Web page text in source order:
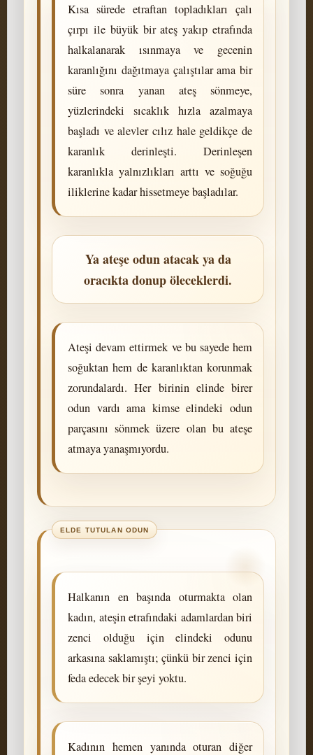
Kısa sürede etraftan topladıkları çalı
çırpı ile büyük bir ateş yakıp etrafında
halkalanarak ısınmaya ve gecenin
karanlığını dağıtmaya çalıştılar ama bir
süre sonra yanan ateş sönmeye,
yüzlerindeki sıcaklık hızla azalmaya
başladı ve alevler cılız hale geldikçe de
karanlık derinleşti. Derinleşen
karanlıkla yalnızlıkları arttı ve soğuğu
iliklerine kadar hissetmeye başladılar.
Ya ateşe odun atacak ya da
oracıkta donup öleceklerdi.
Ateşi devam ettirmek ve bu sayede hem
soğuktan hem de karanlıktan korunmak
zorundalardı. Her birinin elinde birer
odun vardı ama kimse elindeki odun
parçasını sönmek üzere olan bu ateşe
atmaya yanaşmıyordu.
Halkanın en başında oturmakta olan
kadın, ateşin etrafındaki adamlardan biri
zenci olduğu için elindeki odunu
arkasına saklamıştı; çünkü bir zenci için
feda edecek bir şeyi yoktu.
Kadının hemen yanında oturan diğer